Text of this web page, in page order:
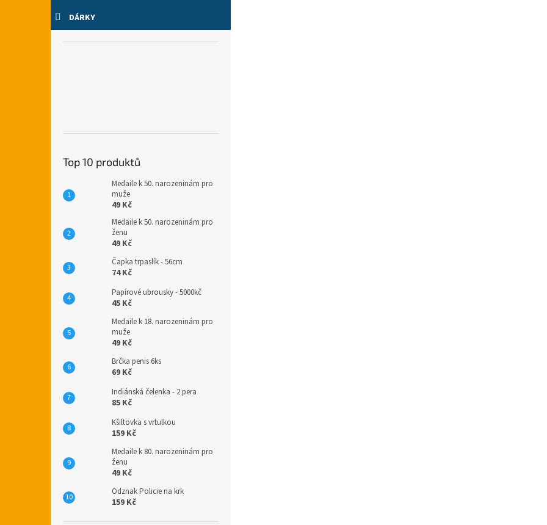
DÁRKY
Top 10 produktů
Medaile k 50. narozeninám pro
muže
49 Kč
Medaile k 50. narozeninám pro
ženu
49 Kč
Čapka trpaslík - 56cm
74 Kč
Papírové ubrousky - 5000kč
45 Kč
Medaile k 18. narozeninám pro
muže
49 Kč
Brčka penis 6ks
69 Kč
Indiánská čelenka - 2 pera
85 Kč
Kšiltovka s vrtulkou
159 Kč
Medaile k 80. narozeninám pro
ženu
49 Kč
Odznak Policie na krk
159 Kč